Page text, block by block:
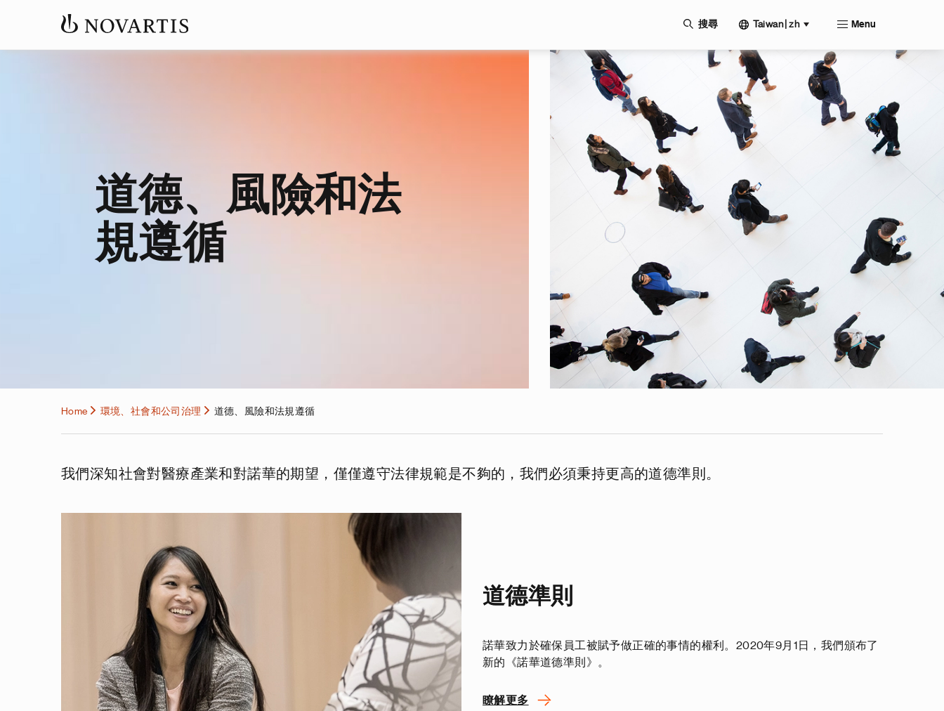
搜尋 Taiwan | zh Menu
道德、風險和法
規遵循
Home 環境、社會和公司治理 道德、風險和法規遵循
我們深知社會對醫療產業和對諾華的期望，僅僅遵守法律規範是不夠的，我們必須秉持更高的道德準則。
道德準則
諾華致力於確保員工被賦予做正確的事情的權利。2020年9月1日，我們頒布了
新的《諾華道德準則》。
瞭解更多